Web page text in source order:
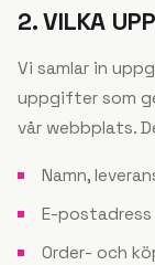
2. VILKA
Vi samlar in
uppgifter som
vår webbplats.
Namn,
E-
Order- och